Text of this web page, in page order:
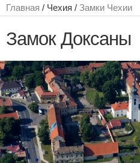
Главная / Чехия / Замки Чехии
Замок Доксаны